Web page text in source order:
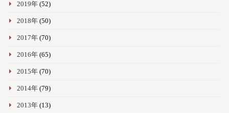
2019年(52)
2018年(50)
2017年(70)
2016年(65)
2015年(70)
2014年(79)
2013年(13)